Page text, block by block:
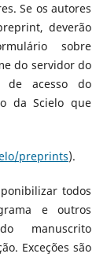
Se os autores
deverão
sobre
do servidor do
de acesso do
da Scielo que
preprints).
todos
e outros
manuscrito
Exceções são